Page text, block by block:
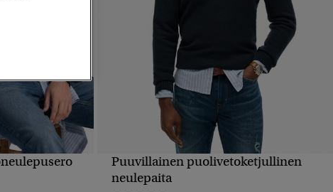
PIKAKATSELU
Puuvillainen puolivetoketjullinen
neulepaita